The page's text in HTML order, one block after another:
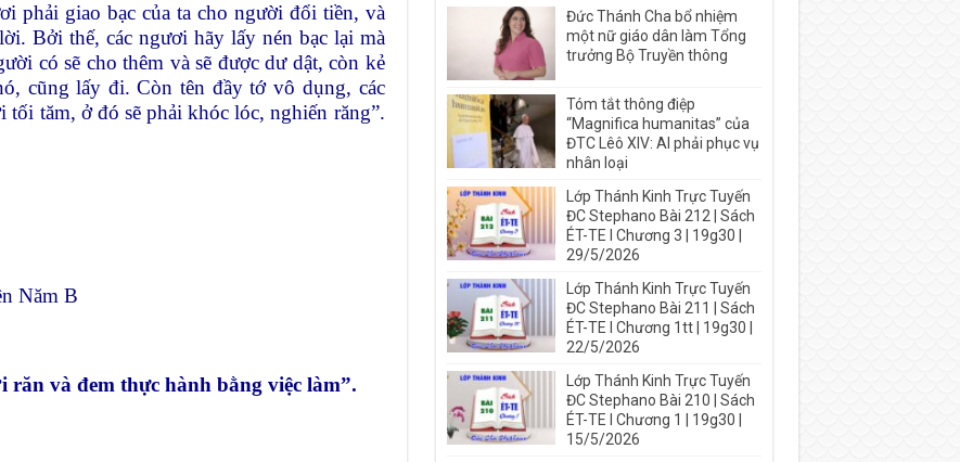
phải giao bạc của ta cho người đổi tiền, và
Bởi thế, các ngươi hãy lấy nén bạc lại mà
có sẽ cho thêm và sẽ được dư dật, còn kẻ
cũng lấy đi. Còn tên đầy tớ vô dụng, các
tăm, ở đó sẽ phải khóc lóc, nghiến răng”.
Năm B
răn và đem thực hành bằng việc làm”.
Đức Thánh Cha bổ nhiệm
một nữ giáo dân làm Tổng
trưởng Bộ Truyền thông
Tóm tắt thông điệp
“Magnifica humanitas” của
ĐTC Lêô XIV: AI phải phục vụ
nhân loại
Lớp Thánh Kinh Trực Tuyến
ĐC Stephano Bài 212 | Sách
ÉT-TE I Chương 3 | 19g30 |
29/5/2026
Lớp Thánh Kinh Trực Tuyến
ĐC Stephano Bài 211 | Sách
ÉT-TE I Chương 1tt | 19g30 |
22/5/2026
Lớp Thánh Kinh Trực Tuyến
ĐC Stephano Bài 210 | Sách
ÉT-TE I Chương 1 | 19g30 |
15/5/2026